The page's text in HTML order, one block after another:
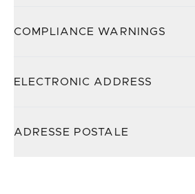
COMPLIANCE WARNINGS
ELECTRONIC ADDRESS
ADRESSE POSTALE